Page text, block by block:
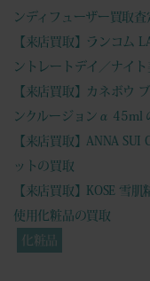
ンディフューザー買取査
【来店買取】ランコム
ントレートデイ／ナイ
【来店買取】カネボウ
ンクルージョンα 45ml
【来店買取】ANNA SUI
ットの買取
【来店買取】KOSE 雪
使用化粧品の買取
化粧品